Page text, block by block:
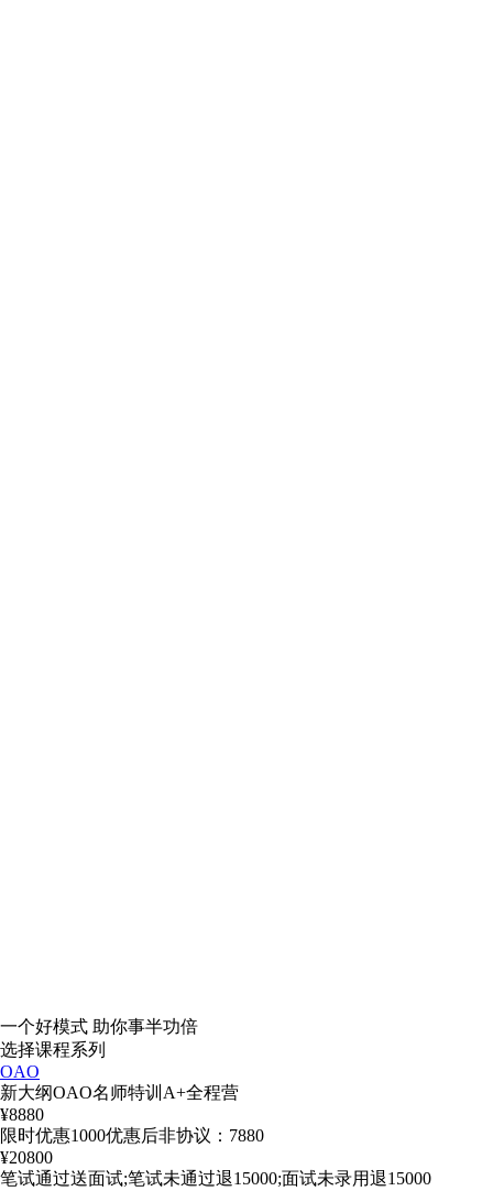
一个好模式 助你事半功倍
选择课程系列
OAO
新大纲OAO名师特训A+全程营
¥8880
限时优惠1000优惠后非协议：7880
¥20800
笔试通过送面试;笔试未通过退15000;面试未录用退15000